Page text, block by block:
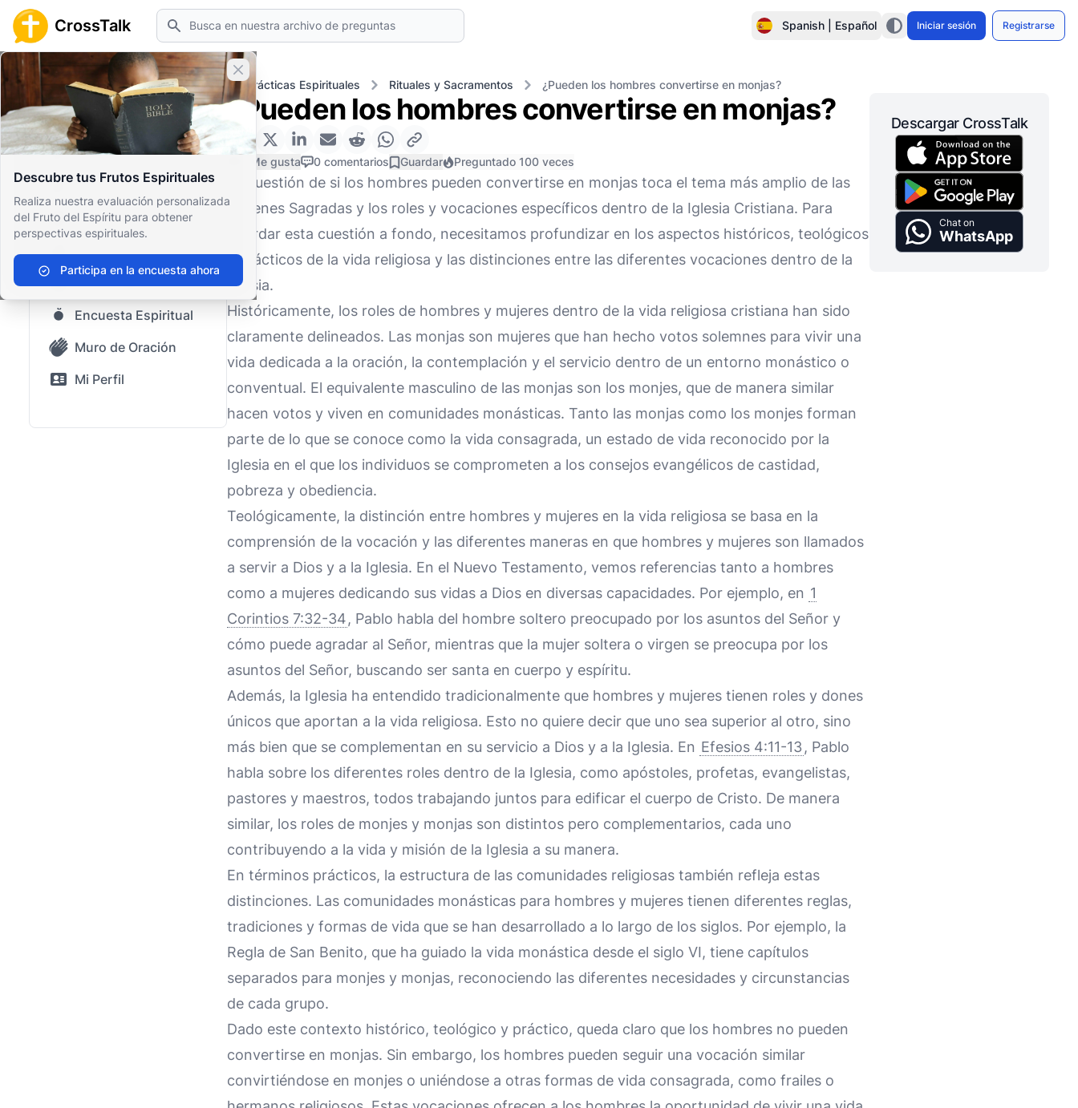
CrossTalk Buscar Spanish | Español Iniciar sesión Registrarse
Cerrar banner
Descubre tus Frutos Espirituales
Realiza nuestra evaluación personalizada
del Fruto del Espíritu para obtener
perspectivas espirituales.
Participa en la encuesta ahora
Inicio Archivo de Preguntas Prácticas Espirituales Rituales y Sacramentos ¿Pueden los hombres convertirse en monjas?
Inicio
Archivo de Preguntas
Nuestro blog
Contenido guardado
Preguntas Populares
Biblia Sagrada
Encuesta Espiritual
Muro de Oración
Mi Perfil
¿Pueden los hombres convertirse en monjas?
0 Me gusta 0 comentarios Guardar Preguntado 100 veces
La cuestión de si los hombres pueden convertirse en monjas toca el tema más amplio de las
Órdenes Sagradas y los roles y vocaciones específicos dentro de la Iglesia Cristiana. Para
abordar esta cuestión a fondo, necesitamos profundizar en los aspectos históricos, teológicos
y prácticos de la vida religiosa y las distinciones entre las diferentes vocaciones dentro de la
Iglesia.
Históricamente, los roles de hombres y mujeres dentro de la vida religiosa cristiana han sido
claramente delineados. Las monjas son mujeres que han hecho votos solemnes para vivir una
vida dedicada a la oración, la contemplación y el servicio dentro de un entorno monástico o
conventual. El equivalente masculino de las monjas son los monjes, que de manera similar
hacen votos y viven en comunidades monásticas. Tanto las monjas como los monjes forman
parte de lo que se conoce como la vida consagrada, un estado de vida reconocido por la
Iglesia en el que los individuos se comprometen a los consejos evangélicos de castidad,
pobreza y obediencia.
Teológicamente, la distinción entre hombres y mujeres en la vida religiosa se basa en la
comprensión de la vocación y las diferentes maneras en que hombres y mujeres son llamados
a servir a Dios y a la Iglesia. En el Nuevo Testamento, vemos referencias tanto a hombres
como a mujeres dedicando sus vidas a Dios en diversas capacidades. Por ejemplo, en 1
Corintios 7:32-34, Pablo habla del hombre soltero preocupado por los asuntos del Señor y
cómo puede agradar al Señor, mientras que la mujer soltera o virgen se preocupa por los
asuntos del Señor, buscando ser santa en cuerpo y espíritu.
Además, la Iglesia ha entendido tradicionalmente que hombres y mujeres tienen roles y dones
únicos que aportan a la vida religiosa. Esto no quiere decir que uno sea superior al otro, sino
más bien que se complementan en su servicio a Dios y a la Iglesia. En Efesios 4:11-13, Pablo
habla sobre los diferentes roles dentro de la Iglesia, como apóstoles, profetas, evangelistas,
pastores y maestros, todos trabajando juntos para edificar el cuerpo de Cristo. De manera
similar, los roles de monjes y monjas son distintos pero complementarios, cada uno
contribuyendo a la vida y misión de la Iglesia a su manera.
En términos prácticos, la estructura de las comunidades religiosas también refleja estas
distinciones. Las comunidades monásticas para hombres y mujeres tienen diferentes reglas,
tradiciones y formas de vida que se han desarrollado a lo largo de los siglos. Por ejemplo, la
Regla de San Benito, que ha guiado la vida monástica desde el siglo VI, tiene capítulos
separados para monjes y monjas, reconociendo las diferentes necesidades y circunstancias
de cada grupo.
Dado este contexto histórico, teológico y práctico, queda claro que los hombres no pueden
convertirse en monjas. Sin embargo, los hombres pueden seguir una vocación similar
convirtiéndose en monjes o uniéndose a otras formas de vida consagrada, como frailes o
Descargar CrossTalk
Chat on
WhatsApp